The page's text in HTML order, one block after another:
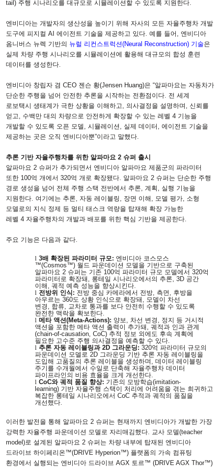
tail) 주행 시나리오를 대규모로 시뮬레이션할 수 있도록 지원한다.
엔비디아는 개발자의 생산성을 높이기 위해 자사의 모든 자율주행차 개발
도구에 피지컬 AI 에이전트 기술을 제공하고 있다. 예를 들어 , 엔비디아
옴니버스 뉴렉 기반의 뉴럴 리컨스트럭션(Neural Reconstruction) 기술은
실제 차량 주행 시나리오를 시뮬레이션에 활용해 대규모의 합성 훈련
데이터를 생성한다.
엔비디아 창립자 겸 CEO 젠슨 황(Jensen Huang)은 “알파마요는 자동차가
단순한 주행을 넘어 안전한 추론을 시작하는 전환점이다. 전 세계
로보택시 생태계가 극한 상황을 이해하고, 의사결정을 설명하며 , 신뢰를
얻고, 수백만 대의 차량으로 안전하게 확장할 수 있는 레벨 4 기능을
개발할 수 있도록 오픈 모델 , 시뮬레이션 , 실제 데이터 , 에이전트 기술을
제공하는 곳은 오직 엔비디아뿐”이라고 말했다.
추론 기반 자율주행차를 위한 알파마요 2 슈퍼 출시
알파마요 2 슈퍼가 추가되면서 엔비디아 알파마요 제품군의 파라미터
또한 100억 개에서 320억 개로 확장됐다. 알파마요 2 슈퍼는 단순한 주행
경로 생성을 넘어 전체 주행 스택 전반에서 추론, 계획 , 실행 기능을
지원한다. 여기에는 추론, 자동 레이블링 , 장면 이해 , 모델 평가, 소형
모델로의 지식 정제 등 멀티 태스크 역량을 탑재해 확장 가능한
레벨 4 자율주행차의 개발과 배포를 위한 핵심 기반을 제공한다.
주요 기능은 다음과 같다.
l 3배 확장된 파라미터 규모: 엔비디아 코스모스
™(Cosmos™) 월드 파운데이션 모델을 기반으로 구축된
알파마요 2 슈퍼는 기존 100억 파라미터 규모 모델에서 320억
파라미터로 확장돼 , 롱테일 시나리오에서의 추론, 3D 공간
이해 , 궤적 예측 성능을 향상시킨다.
l 전방위 인식: 전방 중심 카메라에서 전방, 측면 , 후방을
아우르는 360도 상황 인식으로 확장돼 , 모델이 차선
변경 , 합류, 교차로 통과를 보다 안전히 수행할 수 있도록
완전한 맥락을 확보한다.
l 메타 액션(Meta-Actions): 양보, 차선 변경 , 정지 등 거시적
액션을 포함한 메타 액션 출력이 추가돼 , 궤적과 인과 관계
(chain-of-causation, CoC) 추적 정보 외에도 후속 계획에
필요한 고수준 주행 의사결정을 예측할 수 있다.
l 추론 자동 레이블링과2D 그라운딩: 320억 파라미터 규모의
파운데이션 모델로 2D 그라운딩 기반 추론 자동 레이블링을
도입해 고품질의 추론 레이블을 생성하며 , 데이터 레이블링
주기를 수개월에서 수일로 단축해 자율주행차 데이터
파이프라인의 비용 효율을 크게 개선한다.
l CoC와 궤적 품질 향상: 기존의 모방학습(imitation-
learning) 기반 자율주행 스택이 처리에 어려움을 겪는 희귀하고
복잡한 롱테일 시나리오에서 CoC 추적과 궤적의 품질을
개선했다.
이러한 발전을 통해 알파마요 2 슈퍼는 현재까지 엔비디아가 개발한 가장
강력한 자율주행 파운데이션 모델로 자리매김했다. 교사 모델(teacher
model)로 설계된 알파마요 2 슈퍼는 차량 내부에 탑재된 엔비디아
드라이브 하이페리온™(DRIVE Hyperion™) 플랫폼의 가속 컴퓨팅
환경에서 실행되는 엔비디아 드라이브 AGX 토르™ (DRIVE AGX Thor™)